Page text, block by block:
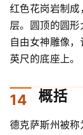
红色花岗岩制
层。圆顶的圆
自由女神雕像
英尺的底座上。
概括
德克萨斯州被